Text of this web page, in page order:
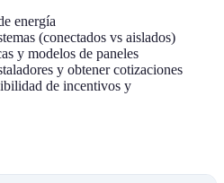
energía
(conectados vs aislados)
y modelos de paneles
y obtener cotizaciones
de incentivos y